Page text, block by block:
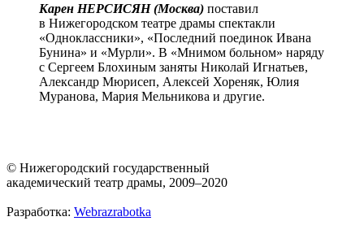
Карен НЕРСИСЯН (Москва) поставил
в Нижегородском театре драмы спектакли
«Одноклассники», «Последний поединок Ивана
Бунина» и «Мурли». В «Мнимом больном» наряду
с Сергеем Блохиным заняты Николай Игнатьев,
Александр Мюрисеп, Алексей Хореняк, Юлия
Муранова, Мария Мельникова и другие.
© Нижегородский государственный
академический театр драмы, 2009–2020
Разработка: Webrazrabotka